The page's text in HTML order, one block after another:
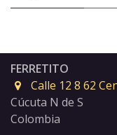
FERRETITO
Calle 12 8 62
Cúcuta N de S
Colombia